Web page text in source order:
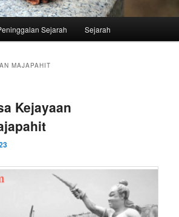
Sejarah Sejarah
MAJAPAHIT
Kejayaan